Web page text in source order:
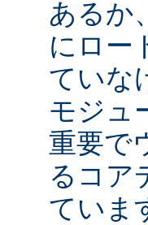
あるか
にロー
ていな
モジュ
重要で
るコア
ていま